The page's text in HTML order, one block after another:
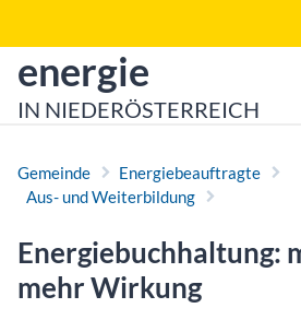
zur Startseite von
energie
IN NIEDERÖSTERREICH
Gemeinde
Energiebeauftragte
Aus- und Weiterbildung
Energiebuchhaltung:
mehr Wirkung